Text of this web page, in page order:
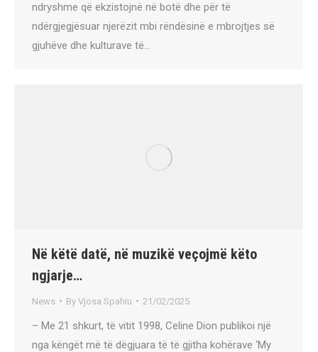
ndryshme që ekzistojnë në botë dhe për të
ndërgjegjësuar njerëzit mbi rëndësinë e mbrojtjes së
gjuhëve dhe kulturave të…
Në këtë datë, në muzikë veçojmë këto
ngjarje…
News By Vjosa Spahiu 21/02/2025
– Me 21 shkurt, të vitit 1998, Celine Dion publikoi një
nga këngët më të dëgjuara të të gjitha kohërave ‘My